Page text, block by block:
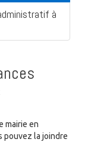
à
mairie en
pouvez la joindre